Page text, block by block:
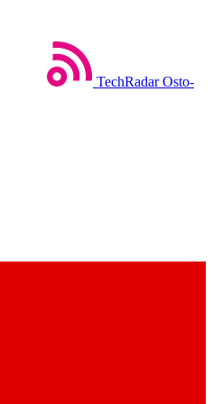
TechRadar Osto-